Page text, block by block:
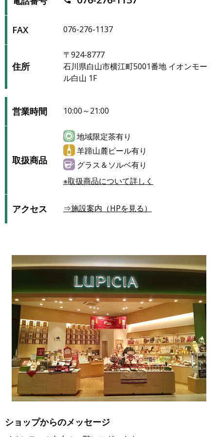
FAX 076-276-1137
住所
〒924-8777
石川県白山市横江町5001番地 イオンモー
ル白山 1F
営業時間 10:00～21:00
取扱商品
地域限定茶有り
羊蹄山麓ビール有り
グラス＆ソルベ有り
※取扱商品について詳しく
アクセス ⇒施設案内（HPを見る）
ショップからのメッセージ